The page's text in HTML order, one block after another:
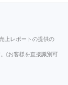
上レポートの提供の
(お客様を直接識別可